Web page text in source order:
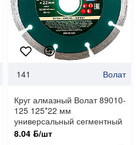
141 Волат
Круг алмазный Волат 89010-
125 125*22 мм
универсальный сегментный
8.04 ƃ/шт